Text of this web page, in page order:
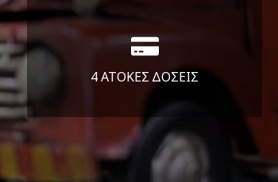
4 ΑΤΟΚΕΣ ΔΟΣΕΙΣ
Υποστηρίζουμε μέχρι και 4
άτοκες δόσεις